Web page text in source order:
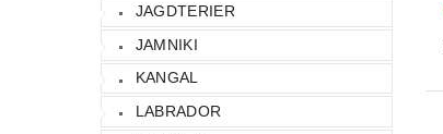
JAGDTERIER
JAMNIKI
KANGAL
LABRADOR